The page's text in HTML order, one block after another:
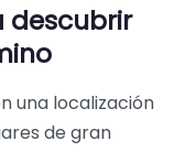
descubrir
una localización
de gran